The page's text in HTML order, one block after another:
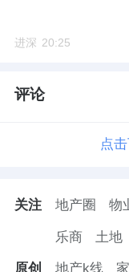
进深 20:25
评论
点
关注 地产圈 物
乐商 土地
原创 地产k线